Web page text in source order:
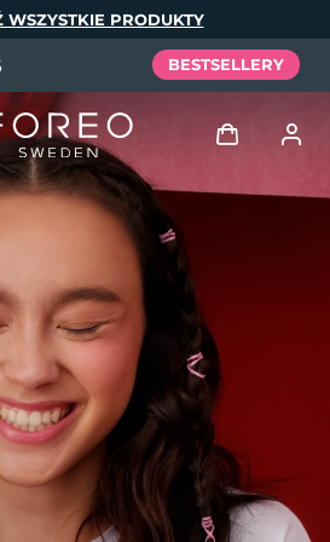
WSZYSTKIE PRODUKTY
BESTSELLERY
Profil użytkownika
Moje urządzenia
Moje zamówienia
Moje adresy
Moje subskrypcje
Tech Elixir
Set
Español
Português
Русский
中文 繁體中文